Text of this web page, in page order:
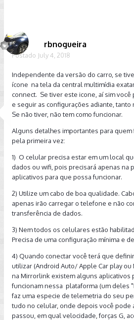
rbnogueira
Postado July 4, 2018
Independente da versão do carro, se
ícone na tela da central multimídia
connect. Se tiver este icone, aí sim
e seguir as configurações adiante, tanto
Se não tiver, não tem como funcionar.
Alguns detalhes importantes para quem
pela primeira vez:
1) O celular precisa estar em um local
dados ou wifi, pois precisará apenas na
aplicativos para que possa funcionar.
2) Utilize um cabo de boa qualidade.
apenas irão carregar o telefone e não
transferência de dados.
3) Nem todos os celulares estão
Precisa de uma configuração mínima e
4) Quando conectar você terá que
utilizar (Android Auto/ Apple Car play
na Mirrorlink existem alguns aplicativos
funcionam nessa plataforma (um deles
faz uma especie de telemetria do seu
tudo no celular, onde depois você pode
passou, em qual velocidade, forças G,